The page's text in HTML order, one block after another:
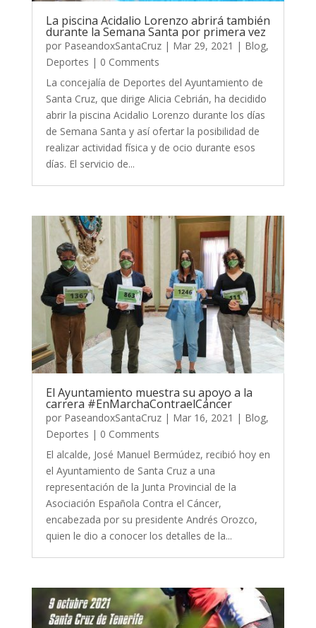
La piscina Acidalio Lorenzo abrirá también
durante la Semana Santa por primera vez
por PaseandoxSantaCruz| Mar 29, 2021 | Blog,
Deportes | 0 Comments
La concejalía de Deportes del Ayuntamiento de
Santa Cruz, que dirige Alicia Cebrián, ha decidido
abrir la piscina Acidalio Lorenzo durante los días
de Semana Santa y así ofertar la posibilidad de
realizar actividad física y de ocio durante esos
días. El servicio de...
El Ayuntamiento muestra su apoyo a la
carrera #EnMarchaContraelCáncer
por PaseandoxSantaCruz| Mar 16, 2021 | Blog,
Deportes | 0 Comments
El alcalde, José Manuel Bermúdez, recibió hoy en
el Ayuntamiento de Santa Cruz a una
representación de la Junta Provincial de la
Asociación Española Contra el Cáncer,
encabezada por su presidente Andrés Orozco,
quien le dio a conocer los detalles de la...